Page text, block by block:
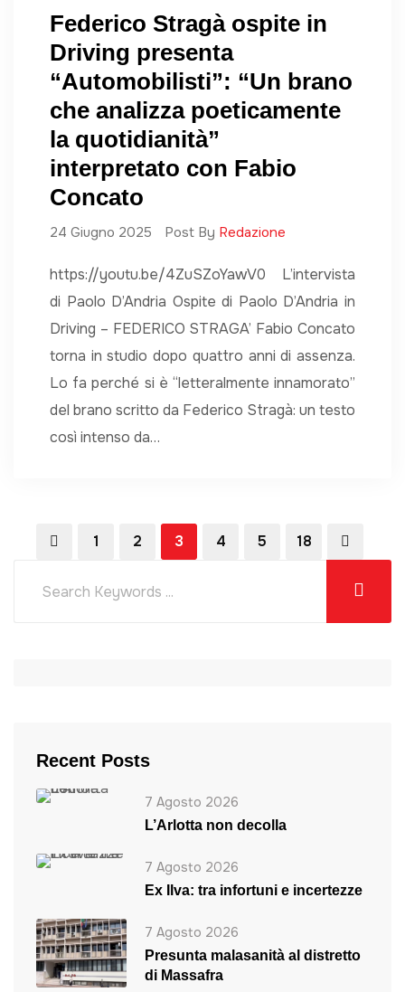
Federico Stragà ospite in
Driving presenta
“Automobilisti”: “Un brano
che analizza poeticamente
la quotidianità”
interpretato con Fabio
Concato
24 Giugno 2025 Post By Redazione
https://youtu.be/4ZuSZoYawV0 L’intervista
di Paolo D’Andria Ospite di Paolo D’Andria in
Driving – FEDERICO STRAGA’ Fabio Concato
torna in studio dopo quattro anni di assenza.
Lo fa perché si è “letteralmente innamorato”
del brano scritto da Federico Stragà: un testo
così intenso da…
1 2 3 4 5 18
Recent Posts
7 Agosto 2026
L’Arlotta non decolla
7 Agosto 2026
Ex Ilva: tra infortuni e incertezze
7 Agosto 2026
Presunta malasanità al distretto
di Massafra